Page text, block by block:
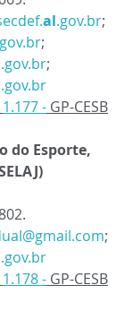
al.gov.br;
;
.gov.br;
1.177 - GP-CESB
do Esporte,
;
1.178 - GP-CESB